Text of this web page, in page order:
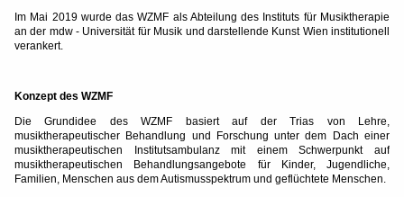
Im Mai 2019 wurde das WZMF als Abteilung des Instituts für Musiktherapie
an der mdw - Universität für Musik und darstellende Kunst Wien institutionell
verankert.
Konzept des WZMF
Die Grundidee des WZMF basiert auf der Trias von Lehre,
musiktherapeutischer Behandlung und Forschung unter dem Dach einer
musiktherapeutischen Institutsambulanz mit einem Schwerpunkt auf
musiktherapeutischen Behandlungsangebote für Kinder, Jugendliche,
Familien, Menschen aus dem Autismusspektrum und geflüchtete Menschen.